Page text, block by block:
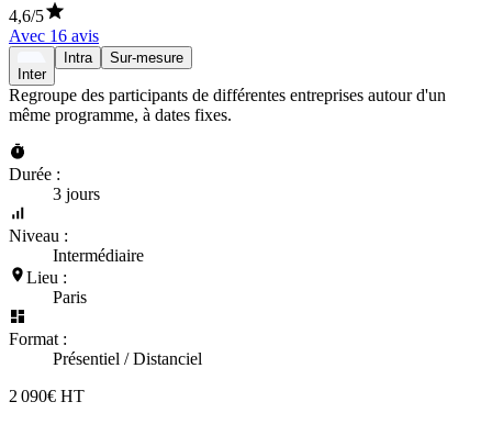
4,6/5
Avec 16 avis
Inter
Intra Sur-mesure
Regroupe des participants de différentes entreprises autour d'un
même programme, à dates fixes.
Durée :
3 jours
Niveau :
Intermédiaire
Lieu :
Paris
Format :
Présentiel / Distanciel
2 090€ HT